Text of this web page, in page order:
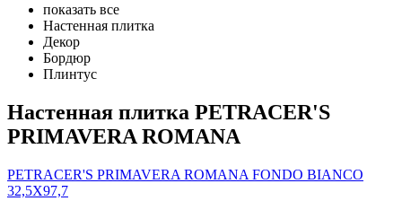
показать все
Настенная плитка
Декор
Бордюр
Плинтус
Настенная плитка PETRACER'S
PRIMAVERA ROMANA
PETRACER'S PRIMAVERA ROMANA FONDO BIANCO
32,5X97,7